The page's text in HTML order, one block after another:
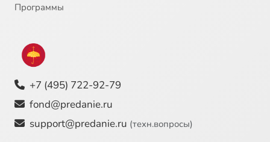
Программы
+7 (495) 722-92-79
fond@predanie.ru
support@predanie.ru (техн.вопросы)